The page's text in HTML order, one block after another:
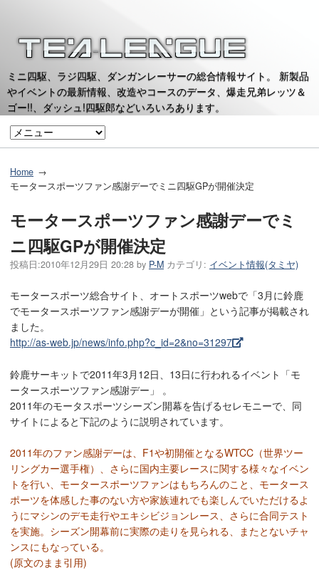
ミニ四駆、ラジ四駆、ダンガンレーサーの総合情報サイト。 新製品
やイベントの最新情報、改造やコースのデータ、爆走兄弟レッツ＆
ゴー!!、ダッシュ!四駆郎などいろいろあります。
Home
モータースポーツファン感謝デーでミニ四駆GPが開催決定
モータースポーツファン感謝デーでミ
ニ四駆GPが開催決定
投稿日:2010年12月29日 20:28 by P-M カテゴリ: イベント情報(タミヤ)
モータースポーツ総合サイト、オートスポーツwebで「3月に鈴鹿
でモータースポーツファン感謝デーが開催」という記事が掲載され
ました。
http://as-web.jp/news/info.php?c_id=2&no=31297
鈴鹿サーキットで2011年3月12日、13日に行われるイベント「モ
ータースポーツファン感謝デー」 。
2011年のモータスポーツシーズン開幕を告げるセレモニーで、同
サイトによると下記のように説明されています。
2011年のファン感謝デーは、F1や初開催となるWTCC（世界ツー
リングカー選手権）、さらに国内主要レースに関する様々なイベン
トを行い、モータースポーツファンはもちろんのこと、モータース
ポーツを体感した事のない方や家族連れでも楽しんでいただけるよ
うにマシンのデモ走行やエキシビジョンレース、さらに合同テスト
を実施。シーズン開幕前に実際の走りを見られる、またとないチャ
ンスにもなっている。
(原文のまま引用)